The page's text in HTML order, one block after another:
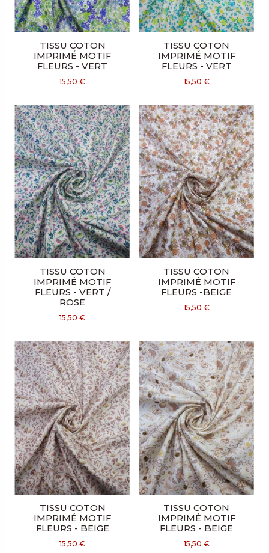
TISSU COTON
IMPRIMÉ MOTIF
FLEURS - VERT
15,50 €
TISSU COTON
IMPRIMÉ MOTIF
FLEURS - VERT
15,50 €
TISSU COTON
IMPRIMÉ MOTIF
FLEURS - VERT /
ROSE
15,50 €
TISSU COTON
IMPRIMÉ MOTIF
FLEURS -BEIGE
15,50 €
TISSU COTON
IMPRIMÉ MOTIF
FLEURS - BEIGE
15,50 €
TISSU COTON
IMPRIMÉ MOTIF
FLEURS - BEIGE
15,50 €